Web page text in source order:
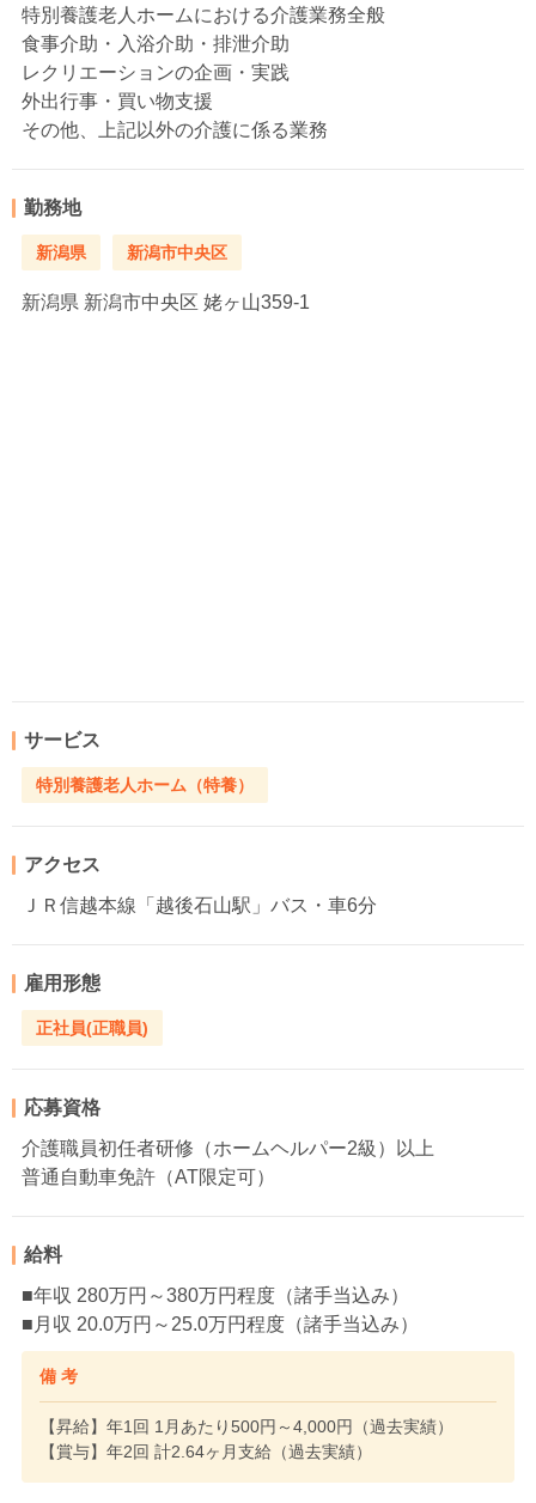
特別養護老人ホームにおける介護業務全般
食事介助・入浴介助・排泄介助
レクリエーションの企画・実践
外出行事・買い物支援
その他、上記以外の介護に係る業務
勤務地
新潟県 新潟市中央区
新潟県 新潟市中央区 姥ヶ山359-1
サービス
特別養護老人ホーム（特養）
アクセス
ＪＲ信越本線「越後石山駅」バス・車6分
雇用形態
正社員(正職員)
応募資格
介護職員初任者研修（ホームヘルパー2級）以上
普通自動車免許（AT限定可）
給料
■年収 280万円～380万円程度（諸手当込み）
■月収 20.0万円～25.0万円程度（諸手当込み）
備 考
【昇給】年1回 1月あたり500円～4,000円（過去実績）
【賞与】年2回 計2.64ヶ月支給（過去実績）